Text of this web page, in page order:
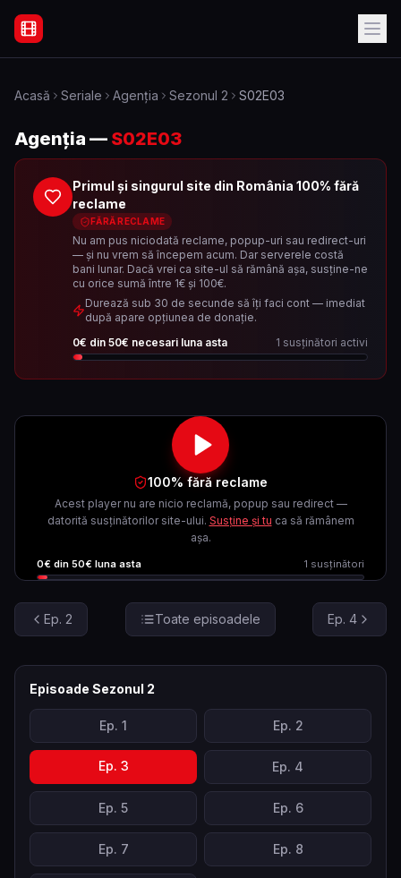
Filme Online Subtitrate - Acasă
Acasă Seriale Agenția Sezonul 2 S02E03
Agenția — S02E03
Primul și singurul site din România 100% fără
reclame
FĂRĂ RECLAME
Nu am pus niciodată reclame, popup-uri sau redirect-uri
— și nu vrem să începem acum. Dar serverele costă
bani lunar. Dacă vrei ca site-ul să rămână așa, susține-ne
cu orice sumă între 1€ și 100€.
Durează sub 30 de secunde să îți faci cont — imediat
după apare opțiunea de donație.
0€ din 50€ necesari luna asta 1 susținători activi
100% fără reclame
Acest player nu are nicio reclamă, popup sau redirect —
datorită susținătorilor site-ului. Susține și tu ca să rămânem
așa.
0€ din 50€ luna asta 1 susținători
Ep. 2 Toate episoadele Ep. 4
Episoade Sezonul 2
Ep. 1 Ep. 2
Ep. 3 Ep. 4
Ep. 5 Ep. 6
Ep. 7 Ep. 8